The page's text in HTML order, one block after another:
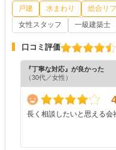
戸建 水まわり 総合リ
女性スタッフ
一級建築士
口コミ評価
『丁寧な対応』が良かった
（30代／女性）
長く相談したいと思える会